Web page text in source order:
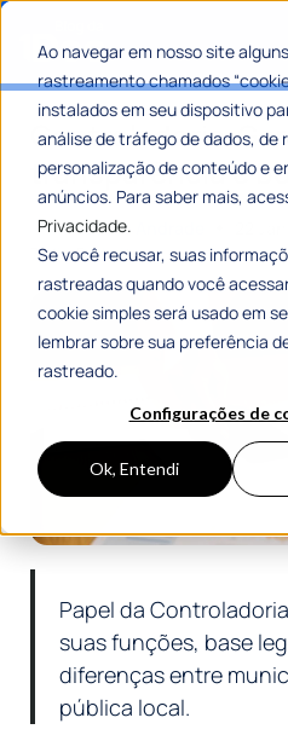
Ao navegar em nosso site
rastreamento chamados
instalados em seu dispositivo
análise de tráfego de dados, de
personalização de conteúdo e
anúncios. Para saber mais,
Privacidade.
Se você recusar, suas
rastreadas quando você
cookie simples será usado em
lembrar sobre sua preferência
rastreado.
Configurações de
Ok, Entendi
Controladoria-
transparência e
PorGustavo Andrade
7 Min De Leitura
Papel da
suas funções, base
diferenças entre
pública local.